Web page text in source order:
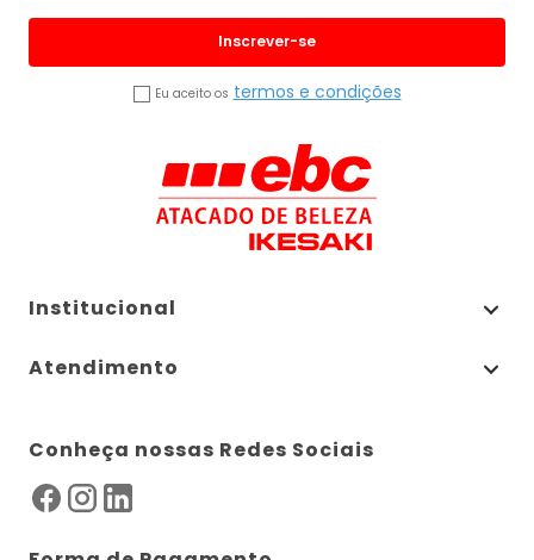
Inscrever-se
Eu aceito os termos e condições
Institucional
Atendimento
Conheça nossas Redes Sociais